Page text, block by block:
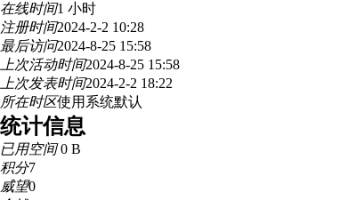
在线时间1 小时
注册时间2024-2-2 10:28
最后访问2024-8-25 15:58
上次活动时间2024-8-25 15:58
上次发表时间2024-2-2 18:22
所在时区使用系统默认
统计信息
已用空间0 B
积分7
威望0